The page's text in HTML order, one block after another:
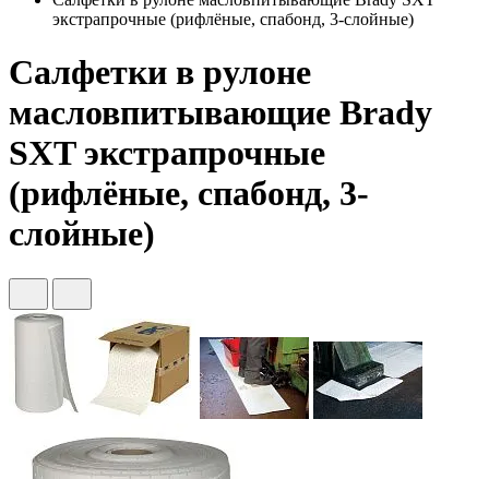
экстрапрочные (рифлёные, спабонд, 3-слойные)
Салфетки в рулоне
масловпитывающие Brady
SXT экстрапрочные
(рифлёные, спабонд, 3-
слойные)